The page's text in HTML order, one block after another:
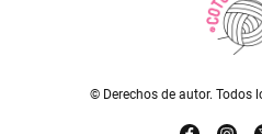
© Derechos de autor. Todos